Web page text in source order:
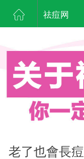
祛痘网
老了也會長